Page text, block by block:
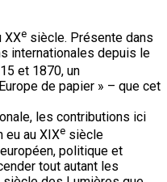
XXe siècle. Présente dans
internationales depuis le
et 1870, un
de papier » – que cet
les contributions ici
eu au XIXe siècle
politique et
tout autant les